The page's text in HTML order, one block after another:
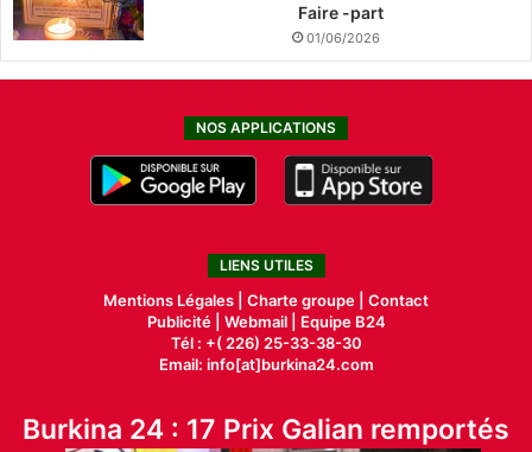
Faire -part
01/06/2026
NOS APPLICATIONS
LIENS UTILES
Mentions Légales | Charte groupe | Contact
Publicité| Webmail |
Equipe B24
Tél : +( 226) 25-33-38-30
Email: info[at]burkina24.com
Burkina 24 : 17 Prix Galian remportés